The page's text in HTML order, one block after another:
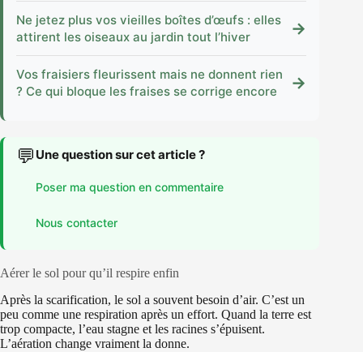
Ne jetez plus vos vieilles boîtes d’œufs : elles
attirent les oiseaux au jardin tout l’hiver
→
Vos fraisiers fleurissent mais ne donnent rien
? Ce qui bloque les fraises se corrige encore
→
💬 Une question sur cet article ?
Poser ma question en commentaire
Nous contacter
Aérer le sol pour qu’il respire enfin
Après la scarification, le sol a souvent besoin d’air. C’est un
peu comme une respiration après un effort. Quand la terre est
trop compacte, l’eau stagne et les racines s’épuisent.
L’aération change vraiment la donne.